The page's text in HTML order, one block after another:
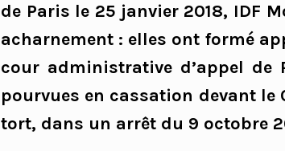
de Paris le 25 janvier 2018, IDF
acharnement : elles ont formé
cour administrative d’appel
pourvues en cassation devant le
tort, dans un arrêt du 9 octobre